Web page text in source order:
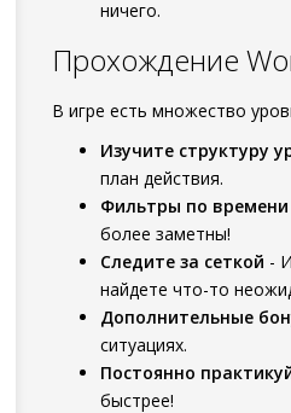
ничего.
Прохождение
В игре есть множество
Изучите структуру
план действия.
Фильтры по времени
более заметны!
Следите за сеткой -
найдете что-то
Дополнительные
ситуациях.
Постоянно
быстрее!